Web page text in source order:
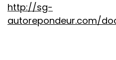
http://sg-
autorepondeur.com/